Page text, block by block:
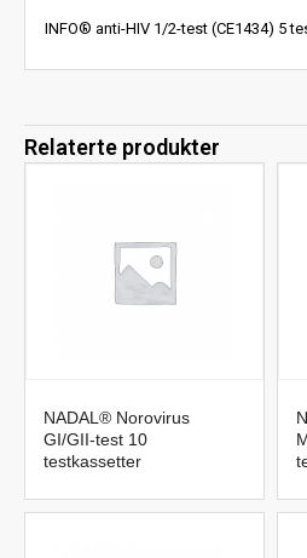
INFO® anti-HIV 1/2-test (CE1434) 5
Relaterte produkter
NADAL® Norovirus
GI/GII-test 10
testkassetter